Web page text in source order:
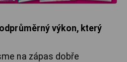
výkon, který
na zápas dobře